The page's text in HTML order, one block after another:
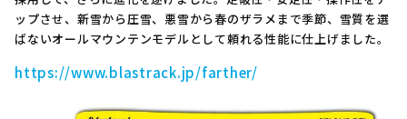
ップさせ、新雪から圧雪、悪雪から春のザラメまで季節、雪質を選
ばないオールマウンテンモデルとして頼れる性能に仕上げました。
https://www.blastrack.jp/farther/